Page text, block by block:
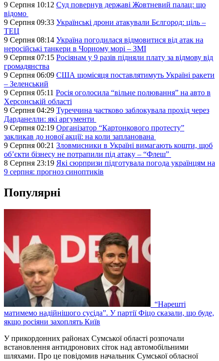
9 Серпня 10:12 Суд повернув державі Жовтневий палац: що
відомо
9 Серпня 09:33 Українські дрони атакували Бєлгород: ціль –
ТЕЦ
9 Серпня 08:14 Україна погодилася відмовитися від атак на
неросійські танкери в Чорному морі – ЗМІ
9 Серпня 07:15 Росіянам у 9 разів підняли плату за відмову від
громадянства
9 Серпня 06:09 США щомісяця поставлятимуть Україні ракети
– Зеленський
9 Серпня 05:11 Росія оголосила “вільне полювання” на авто в
Херсонській області
9 Серпня 04:29 Туреччина частково заблокувала прохід через
Дарданелли: які аргументи
9 Серпня 02:19 Організатор “Картонкового протесту”
закликав до нової акції: на коли запланована
9 Серпня 00:21 Зловмисники в Україні вимагають кошти, щоб
об’єкти бізнесу не потрапили під атаку – “Флеш”
8 Серпня 23:19 Які сюрпризи підготувала погода українцям на
9 серпня: прогноз синоптиків
Популярні
“Нарешті
матимемо надійнішого сусіда”. У партії Фіцо сказали, що буде,
якщо росіяни захоплять Київ
У прикордонних районах Сумської області розпочали
встановлення антидронових сіток над автомобільними
шляхами. Про це повідомив начальник Сумської обласної